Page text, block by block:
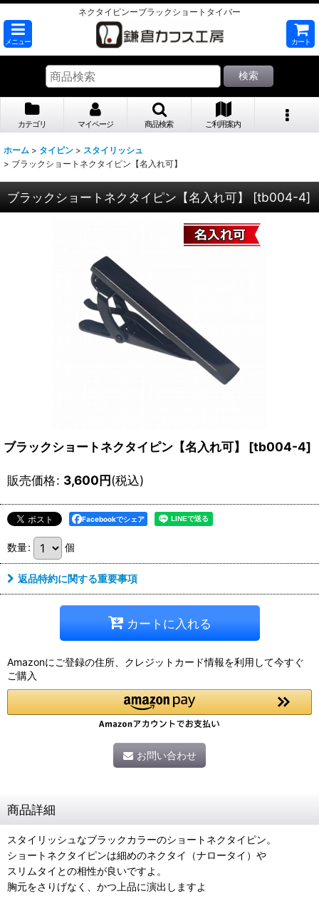
ネクタイピンーブラックショートタイバー
メニュー カート
検索
カテゴリ マイページ 商品検索 ご利用案内
ホーム > タイピン > スタイリッシュ
> ブラックショートネクタイピン【名入れ可】
ブラックショートネクタイピン【名入れ可】 [tb004-4]
ブラックショートネクタイピン【名入れ可】 [tb004-4]
販売価格: 3,600円(税込)
Facebookでシェア
数量: 個
返品特約に関する重要事項
カートに入れる
Amazonにご登録の住所、クレジットカード情報を利用して今すぐ
ご購入
お問い合わせ
商品詳細
スタイリッシュなブラックカラーのショートネクタイピン。
ショートネクタイピンは細めのネクタイ（ナロータイ）や
スリムタイとの相性が良いですよ。
胸元をさりげなく、かつ上品に演出しますよ